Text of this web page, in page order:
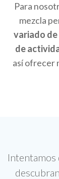
Para
mezcla
variado
de
así ofrecer
Intentamos